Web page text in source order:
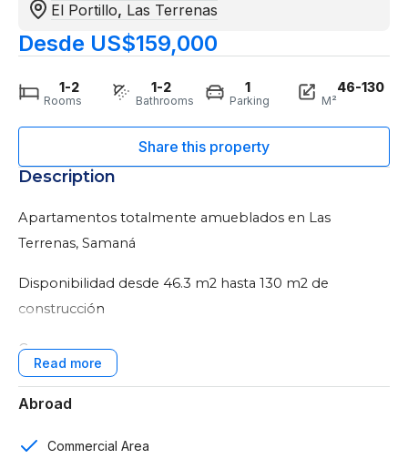
El Portillo, Las Terrenas
Desde US$159,000
1-2
Rooms
1-2
Bathrooms
1
Parking
46-130
M²
Description
Apartamentos totalmente amueblados en Las
Terrenas, Samaná
Disponibilidad desde 46.3 m2 hasta 130 m2 de
construcción
Características:
8 edificios de 3 niveles
Abroad
Commercial Area